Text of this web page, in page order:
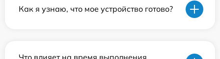
Как я узнаю, что мое устройство готово?
Что влияет на время выполнения